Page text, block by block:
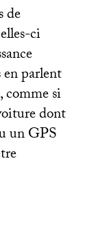
de
ci
parlent
comme si
dont
unGPS